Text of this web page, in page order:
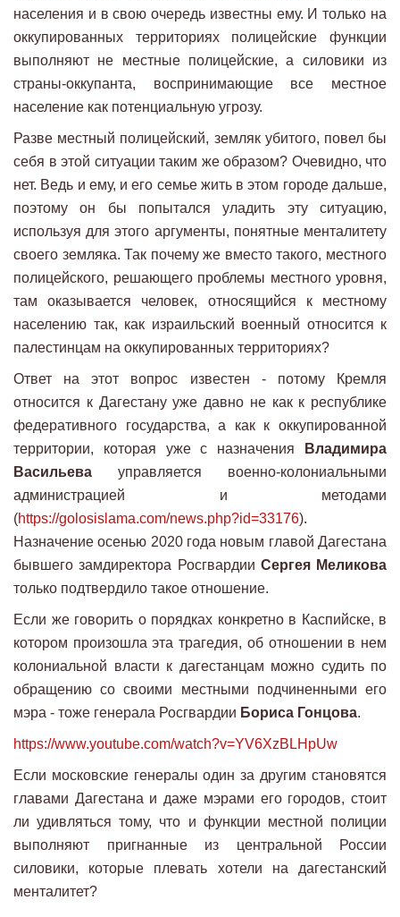
населения и в свою очередь известны ему. И только на
оккупированных территориях полицейские функции
выполняют не местные полицейские, а силовики из
страны-оккупанта, воспринимающие все местное
население как потенциальную угрозу.
Разве местный полицейский, земляк убитого, повел бы
себя в этой ситуации таким же образом? Очевидно, что
нет. Ведь и ему, и его семье жить в этом городе дальше,
поэтому он бы попытался уладить эту ситуацию,
используя для этого аргументы, понятные менталитету
своего земляка. Так почему же вместо такого, местного
полицейского, решающего проблемы местного уровня,
там оказывается человек, относящийся к местному
населению так, как израильский военный относится к
палестинцам на оккупированных территориях?
Ответ на этот вопрос известен - потому Кремля
относится к Дагестану уже давно не как к республике
федеративного государства, а как к оккупированной
территории, которая уже с назначения
Владимира
Васильева управляется военно-колониальными
администрацией и методами
(https://golosislama.com/news.php?id=33176).
Назначение осенью 2020 года новым главой Дагестана
бывшего замдиректора Росгвардии Сергея Меликова
только подтвердило такое отношение.
Если же говорить о порядках конкретно в Каспийске, в
котором произошла эта трагедия, об отношении в нем
колониальной власти к дагестанцам можно судить по
обращению со своими местными подчиненными его
мэра - тоже генерала Росгвардии Бориса Гонцова.
https://www.youtube.com/watch?v=YV6XzBLHpUw
Если московские генералы один за другим становятся
главами Дагестана и даже мэрами его городов, стоит
ли удивляться тому, что и функции местной полиции
выполняют пригнанные из центральной России
силовики, которые плевать хотели на дагестанский
менталитет?